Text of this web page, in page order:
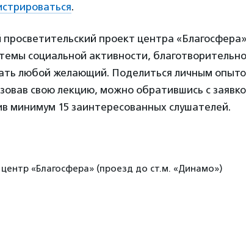
.
проект центра
социальной активности,
любой желающий. Поделиться личным
свою лекцию, можно обратившись с
минимум 15 заинтересованных слушателей.
«Благосфера» (проезд до ст.м. «Динамо»)